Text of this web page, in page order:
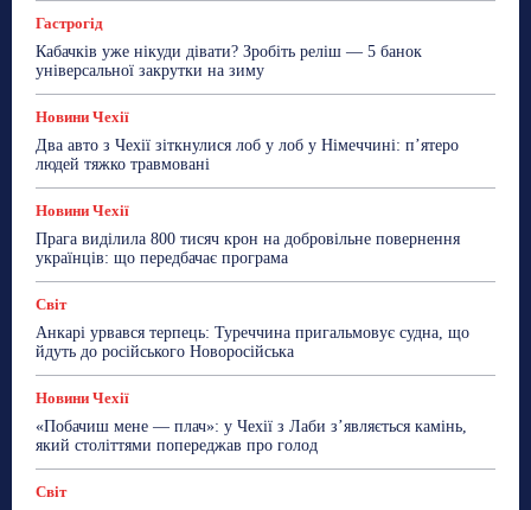
Гастрогід
Кабачків уже нікуди дівати? Зробіть реліш — 5 банок
універсальної закрутки на зиму
Новини Чехії
Два авто з Чехії зіткнулися лоб у лоб у Німеччині: п’ятеро
людей тяжко травмовані
Новини Чехії
Прага виділила 800 тисяч крон на добровільне повернення
українців: що передбачає програма
Світ
Анкарі урвався терпець: Туреччина пригальмовує судна, що
йдуть до російського Новоросійська
Новини Чехії
«Побачиш мене — плач»: у Чехії з Лаби з’являється камінь,
який століттями попереджав про голод
Світ